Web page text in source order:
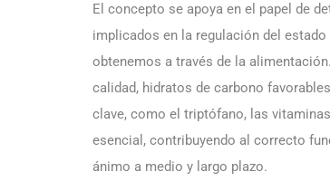
El concepto se apoya en el papel de
implicados en la regulación del
obtenemos a través de la
calidad, hidratos de carbono
clave, como el triptófano, las
esencial, contribuyendo al correcto
ánimo a medio y largo plazo.